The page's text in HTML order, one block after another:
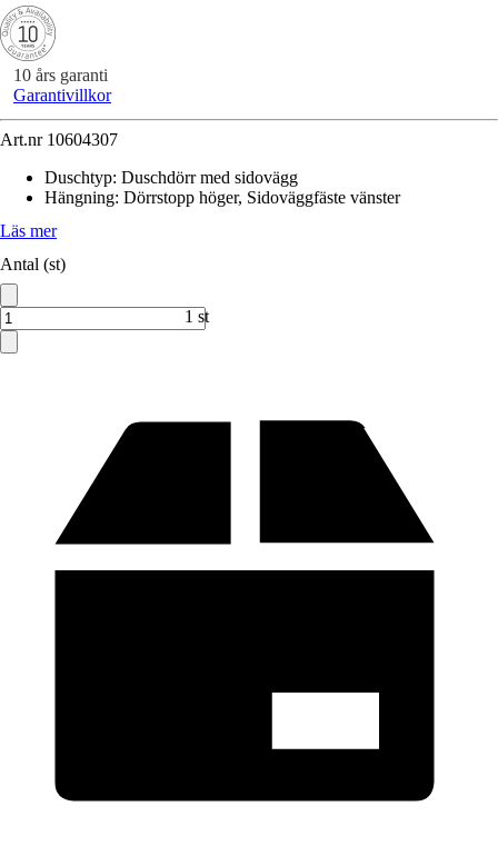
10 års garanti
Garantivillkor
Art.nr 10604307
Duschtyp: Duschdörr med sidovägg
Hängning: Dörrstopp höger, Sidoväggfäste vänster
Läs mer
Antal (st)
1 st